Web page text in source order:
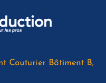
Couturier Bâtiment B,